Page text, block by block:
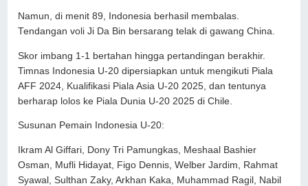
Namun, di menit 89, Indonesia berhasil membalas.
Tendangan voli Ji Da Bin bersarang telak di gawang China.
Skor imbang 1-1 bertahan hingga pertandingan berakhir.
Timnas Indonesia U-20 dipersiapkan untuk mengikuti Piala
AFF 2024, Kualifikasi Piala Asia U-20 2025, dan tentunya
berharap lolos ke Piala Dunia U-20 2025 di Chile.
Susunan Pemain Indonesia U-20:
Ikram Al Giffari, Dony Tri Pamungkas, Meshaal Bashier
Osman, Mufli Hidayat, Figo Dennis, Welber Jardim, Rahmat
Syawal, Sulthan Zaky, Arkhan Kaka, Muhammad Ragil, Nabil